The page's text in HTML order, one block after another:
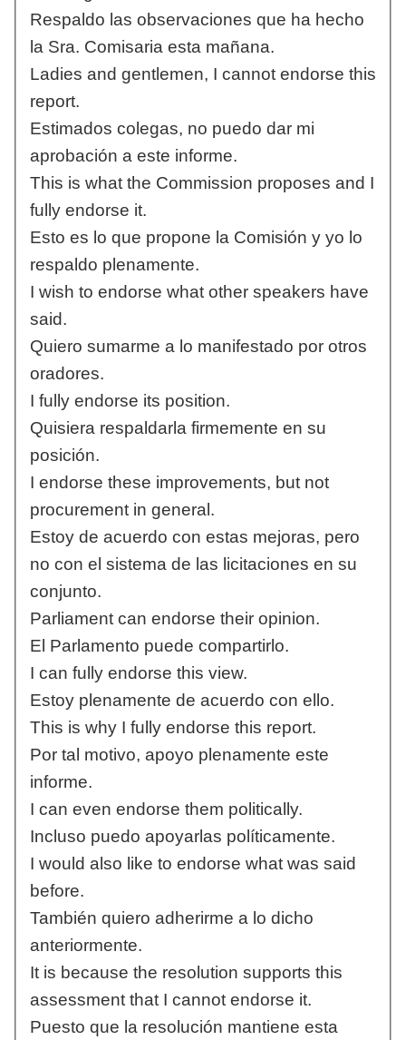
Respaldo las observaciones que ha hecho
la Sra. Comisaria esta mañana.
Ladies and gentlemen, I cannot endorse this
report.
Estimados colegas, no puedo dar mi
aprobación a este informe.
This is what the Commission proposes and I
fully endorse it.
Esto es lo que propone la Comisión y yo lo
respaldo plenamente.
I wish to endorse what other speakers have
said.
Quiero sumarme a lo manifestado por otros
oradores.
I fully endorse its position.
Quisiera respaldarla firmemente en su
posición.
I endorse these improvements, but not
procurement in general.
Estoy de acuerdo con estas mejoras, pero
no con el sistema de las licitaciones en su
conjunto.
Parliament can endorse their opinion.
El Parlamento puede compartirlo.
I can fully endorse this view.
Estoy plenamente de acuerdo con ello.
This is why I fully endorse this report.
Por tal motivo, apoyo plenamente este
informe.
I can even endorse them politically.
Incluso puedo apoyarlas políticamente.
I would also like to endorse what was said
before.
También quiero adherirme a lo dicho
anteriormente.
It is because the resolution supports this
assessment that I cannot endorse it.
Puesto que la resolución mantiene esta